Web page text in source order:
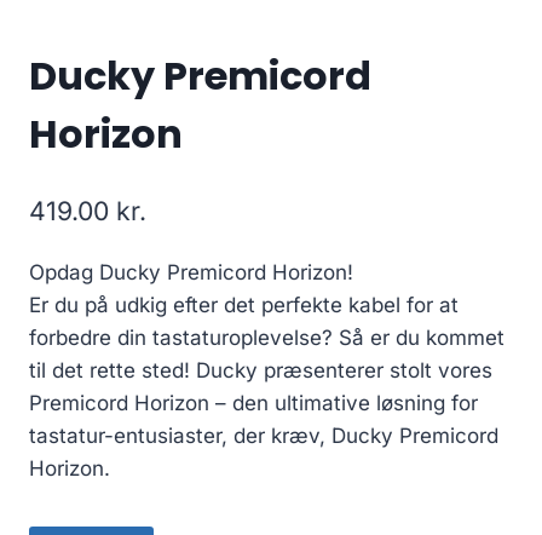
Ducky Premicord
Horizon
419.00 kr.
Opdag Ducky Premicord Horizon!
Er du på udkig efter det perfekte kabel for at
forbedre din tastaturoplevelse? Så er du kommet
til det rette sted! Ducky præsenterer stolt vores
Premicord Horizon – den ultimative løsning for
tastatur-entusiaster, der kræv, Ducky Premicord
Horizon.